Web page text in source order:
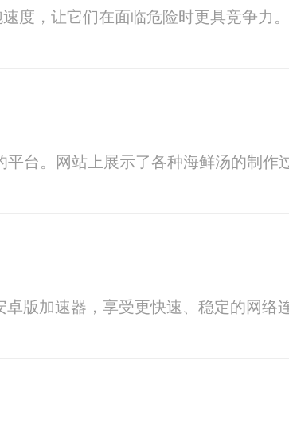
度，让它们在面临危险时更具竞争力。
台。网站上展示了各种海鲜汤的制
版加速器，享受更快速、稳定的网络